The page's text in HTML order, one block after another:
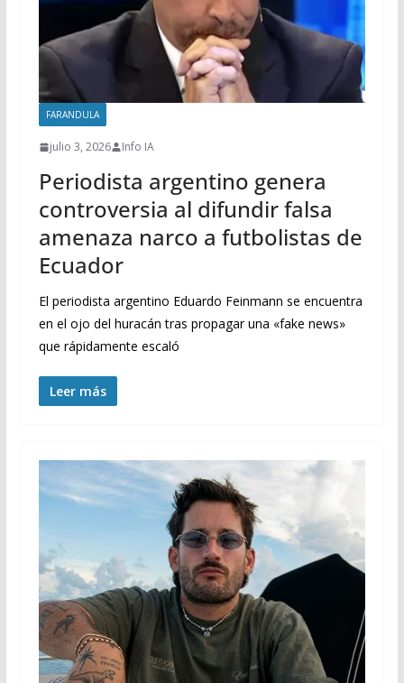
FARANDULA
julio 3, 2026 Info IA
Periodista argentino genera
controversia al difundir falsa
amenaza narco a futbolistas de
Ecuador
El periodista argentino Eduardo Feinmann se encuentra
en el ojo del huracán tras propagar una «fake news»
que rápidamente escaló
Leer más